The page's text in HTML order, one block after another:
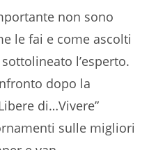
non sono
le fai e come ascolti
l’esperto.
dopo la
di…Vivere”
sulle migliori